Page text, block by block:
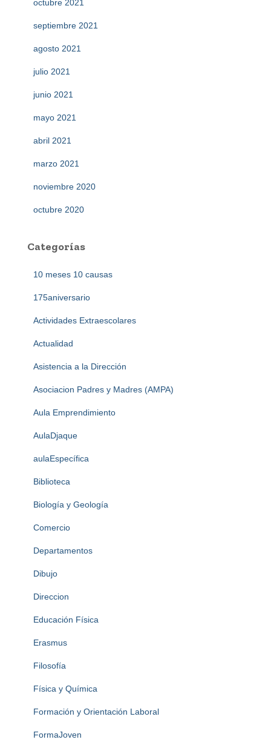
octubre 2021
septiembre 2021
agosto 2021
julio 2021
junio 2021
mayo 2021
abril 2021
marzo 2021
noviembre 2020
octubre 2020
Categorías
10 meses 10 causas
175aniversario
Actividades Extraescolares
Actualidad
Asistencia a la Dirección
Asociacion Padres y Madres (AMPA)
Aula Emprendimiento
AulaDjaque
aulaEspecífica
Biblioteca
Biología y Geología
Comercio
Departamentos
Dibujo
Direccion
Educación Física
Erasmus
Filosofía
Física y Química
Formación y Orientación Laboral
FormaJoven